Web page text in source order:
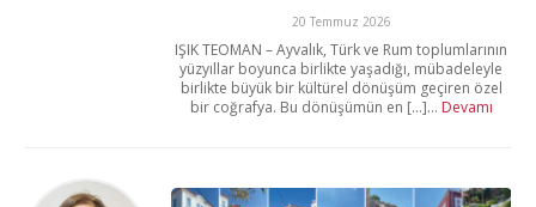
20 Temmuz 2026
IŞIK TEOMAN – Ayvalık, Türk ve Rum toplumlarının
yüzyıllar boyunca birlikte yaşadığı, mübadeleyle
birlikte büyük bir kültürel dönüşüm geçiren özel
bir coğrafya. Bu dönüşümün en [...]... Devamı